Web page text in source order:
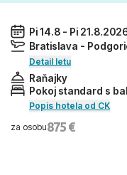
Pi 14.8 - Pi
Bratislava -
Detail letu
Raňajky
Pokoj standard s
Popis hotela od CK
za osobu875 €